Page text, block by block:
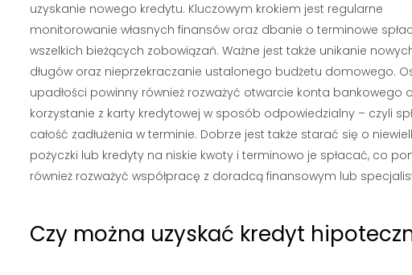
uzyskanie nowego kredytu. Kluczowym krokiem jest regularne
monitorowanie własnych finansów oraz dbanie o terminowe
wszelkich bieżących zobowiązań. Ważne jest także unikanie
długów oraz nieprzekraczanie ustalonego budżetu domowego.
upadłości powinny również rozważyć otwarcie konta bankowego
korzystanie z karty kredytowej w sposób odpowiedzialny – czyli
całość zadłużenia w terminie. Dobrze jest także starać się o
pożyczki lub kredyty na niskie kwoty i terminowo je spłacać, co
również rozważyć współpracę z doradcą finansowym lub
Czy można uzyskać kredyt